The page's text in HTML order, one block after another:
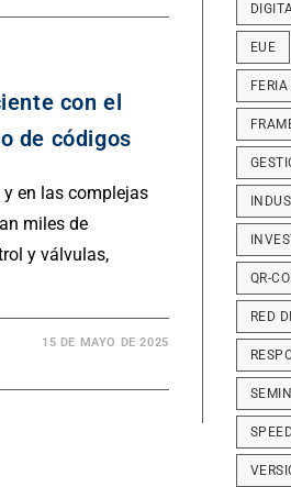
con el
de códigos
en las complejas
miles de
y válvulas,
15 DE MAYO DE 2025
EUE
QR-
RED